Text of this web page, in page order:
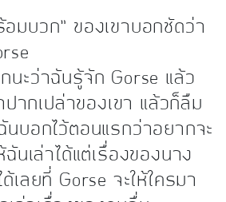
บวก” ของเขาบอกชัดว่า
ะว่าฉันรู้จัก Gorse แล้ว
ากเปล่าของเขา แล้วก็ลืม
นบอกไว้ตอนแรกว่าอยากจะ
ฉันเล่าได้แต่เรื่องของนาง
ด้เลยที่ Gorse จะให้ใครมา